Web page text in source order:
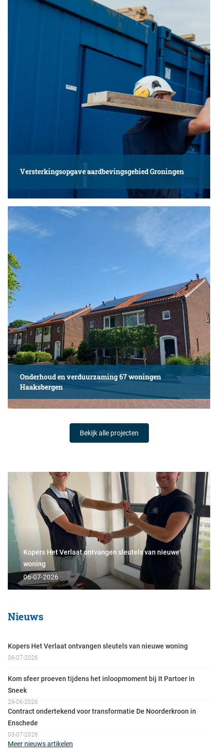
Versterkingsopgave aardbevingsgebied Groningen
Onderhoud en verduurzaming 67 woningen
Haaksbergen
Bekijk alle projecten
Nieuws
Kopers Het Verlaat ontvangen sleutels van nieuwe woning
06-07-2026
Kom sfeer proeven tijdens het inloopmoment bij It Partoer in
Sneek
29-06-2026
Contract ondertekend voor transformatie De Noorderkroon in
Enschede
03-07-2026
Meer nieuws artikelen
Kopers Het Verlaat ontvangen sleutels van nieuwe
woning
06-07-2026